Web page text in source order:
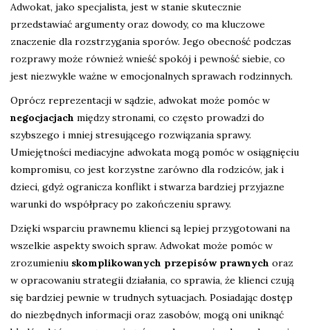
Adwokat, jako specjalista, jest w stanie skutecznie
przedstawiać argumenty oraz dowody, co ma kluczowe
znaczenie dla rozstrzygania sporów. Jego obecność podczas
rozprawy może również wnieść spokój i pewność siebie, co
jest niezwykle ważne w emocjonalnych sprawach rodzinnych.
Oprócz reprezentacji w sądzie, adwokat może pomóc w
negocjacjach między stronami, co często prowadzi do
szybszego i mniej stresującego rozwiązania sprawy.
Umiejętności mediacyjne adwokata mogą pomóc w osiągnięciu
kompromisu, co jest korzystne zarówno dla rodziców, jak i
dzieci, gdyż ogranicza konflikt i stwarza bardziej przyjazne
warunki do współpracy po zakończeniu sprawy.
Dzięki wsparciu prawnemu klienci są lepiej przygotowani na
wszelkie aspekty swoich spraw. Adwokat może pomóc w
zrozumieniu skomplikowanych przepisów prawnych oraz
w opracowaniu strategii działania, co sprawia, że klienci czują
się bardziej pewnie w trudnych sytuacjach. Posiadając dostęp
do niezbędnych informacji oraz zasobów, mogą oni uniknąć